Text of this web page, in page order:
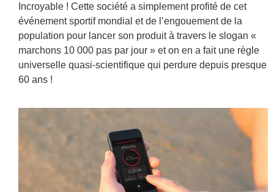
Incroyable ! Cette société a simplement profité de cet
événement sportif mondial et de l’engouement de la
population pour lancer son produit à travers le slogan «
marchons 10 000 pas par jour » et on en a fait une règle
universelle quasi-scientifique qui perdure depuis presque
60 ans !